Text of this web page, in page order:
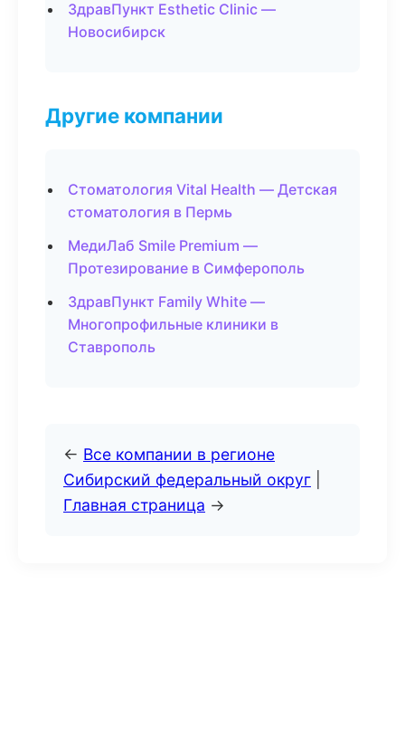
ЗдравПункт Esthetic Clinic —
Новосибирск
Другие компании
Стоматология Vital Health — Детская
стоматология в Пермь
МедиЛаб Smile Premium —
Протезирование в Симферополь
ЗдравПункт Family White —
Многопрофильные клиники в
Ставрополь
← Все компании в регионе
Сибирский федеральный округ
Главная страница →